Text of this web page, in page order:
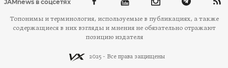
JAMnews в соцсетях
Топонимы и терминология, используемые в публикациях, а также
содержащиеся в них взгляды и мнения не обязательно отражают
позицию издателя
2025 - Все права защищены